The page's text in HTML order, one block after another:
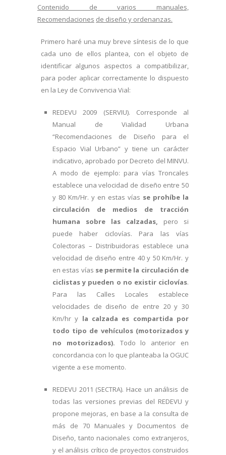
Contenido de varios manuales,
Recomendaciones de diseño y ordenanzas.
Primero haré una muy breve síntesis de lo que
cada uno de ellos plantea, con el objeto de
identificar algunos aspectos a compatibilizar,
para poder aplicar correctamente lo dispuesto
en la Ley de Convivencia Vial:
REDEVU 2009 (SERVIU). Corresponde al
Manual de Vialidad Urbana
“Recomendaciones de Diseño para el
Espacio Vial Urbano” y tiene un carácter
indicativo, aprobado por Decreto del MINVU.
A modo de ejemplo: para vías Troncales
establece una velocidad de diseño entre 50
y 80 Km/Hr. y en estas vías se prohíbe la
circulación de medios de tracción
humana sobre las calzadas, pero si
puede haber ciclovías. Para las vías
Colectoras – Distribuidoras establece una
velocidad de diseño entre 40 y 50 Km/Hr. y
en estas vías se permite la circulación de
ciclistas y pueden o no existir ciclovías.
Para las Calles Locales establece
velocidades de diseño de entre 20 y 30
Km/hr y la calzada es compartida por
todo tipo de vehículos (motorizados y
no motorizados). Todo lo anterior en
concordancia con lo que planteaba la OGUC
vigente a ese momento.
REDEVU 2011 (SECTRA). Hace un análisis de
todas las versiones previas del REDEVU y
propone mejoras, en base a la consulta de
más de 70 Manuales y Documentos de
Diseño, tanto nacionales como extranjeros,
y el análisis crítico de proyectos construidos